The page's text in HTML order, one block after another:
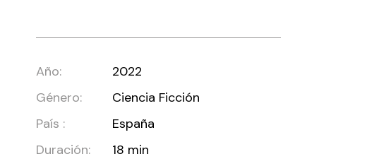
Año:
2022
Género:
Ciencia Ficción
País :
España
Duración:
18 min